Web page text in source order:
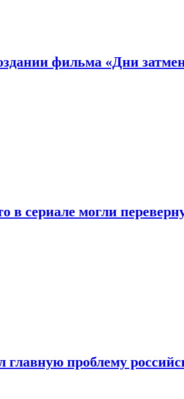
фильма «Дни
в сериале могли
главную проблему